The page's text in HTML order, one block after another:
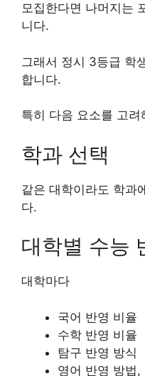
모집한다면 나머지는
니다.
그래서 정시 3등급 학
합니다.
특히 다음 요소를 고려
학과 선택
같은 대학이라도 학과
다.
대학별 수능
대학마다
국어 반영 비율
수학 반영 비율
탐구 반영 방식
영어 반영 방법,